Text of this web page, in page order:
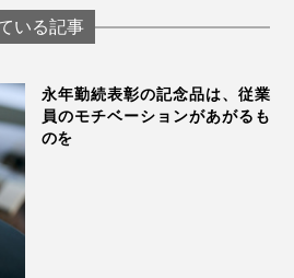
設置できる「折りた
たみ式スマホスタン
いる記事
永年勤続表彰の記念品は、従業
員のモチベーションがあがるも
のを